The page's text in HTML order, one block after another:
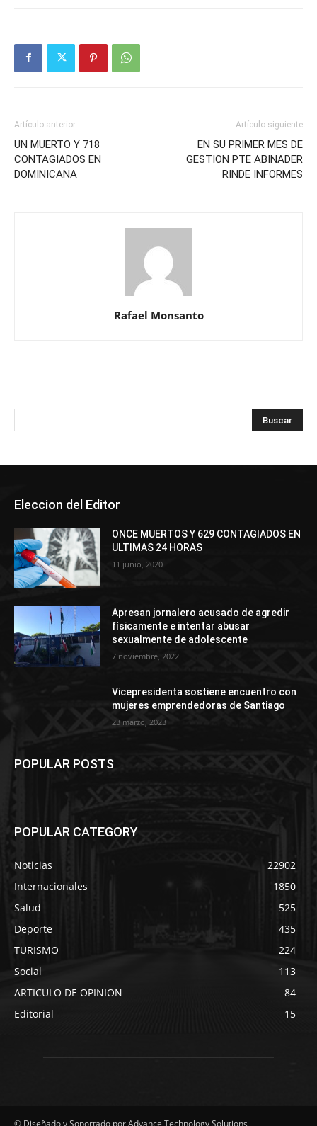
Artículo anterior
UN MUERTO Y 718
CONTAGIADOS EN
DOMINICANA
Artículo siguiente
EN SU PRIMER MES DE
GESTION PTE ABINADER
RINDE INFORMES
Rafael Monsanto
Eleccion del Editor
ONCE MUERTOS Y 629 CONTAGIADOS EN
ULTIMAS 24 HORAS
11 junio, 2020
Apresan jornalero acusado de agredir
físicamente e intentar abusar
sexualmente de adolescente
7 noviembre, 2022
Vicepresidenta sostiene encuentro con
mujeres emprendedoras de Santiago
23 marzo, 2023
POPULAR POSTS
POPULAR CATEGORY
Noticias
22902
Internacionales
1850
Salud
525
Deporte
435
TURISMO
224
Social
113
ARTICULO DE OPINION
84
Editorial
15
© Diseñado y Soportado por Advance Technology Solutions